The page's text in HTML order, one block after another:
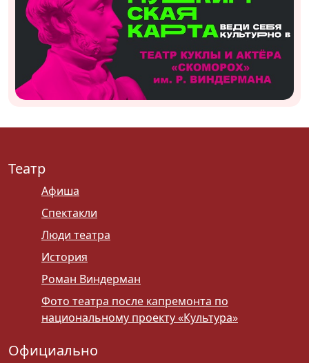
Театр
Афиша
Спектакли
Люди театра
История
Роман Виндерман
Фото театра после капремонта по
национальному проекту «Культура»
Официально